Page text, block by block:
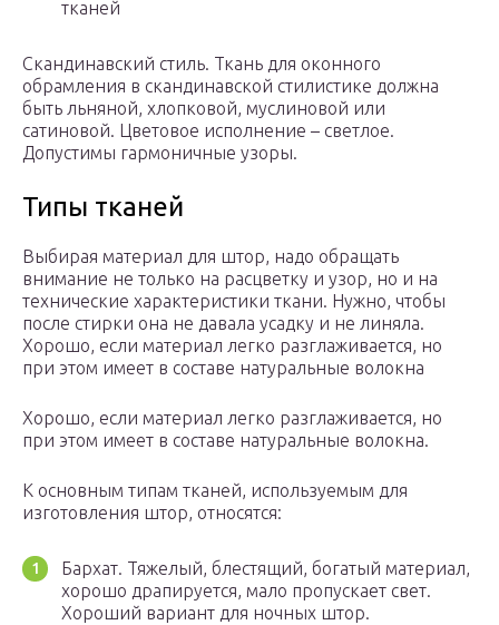
тканей
Скандинавский стиль. Ткань для оконного
обрамления в скандинавской стилистике должна
быть льняной, хлопковой, муслиновой или
сатиновой. Цветовое исполнение – светлое.
Допустимы гармоничные узоры.
Типы тканей
Выбирая материал для штор, надо обращать
внимание не только на расцветку и узор, но и на
технические характеристики ткани. Нужно, чтобы
после стирки она не давала усадку и не линяла.
Хорошо, если материал легко разглаживается, но
при этом имеет в составе натуральные волокна
Хорошо, если материал легко разглаживается, но
при этом имеет в составе натуральные волокна.
К основным типам тканей, используемым для
изготовления штор, относятся:
Бархат. Тяжелый, блестящий, богатый материал,
хорошо драпируется, мало пропускает свет.
Хороший вариант для ночных штор.